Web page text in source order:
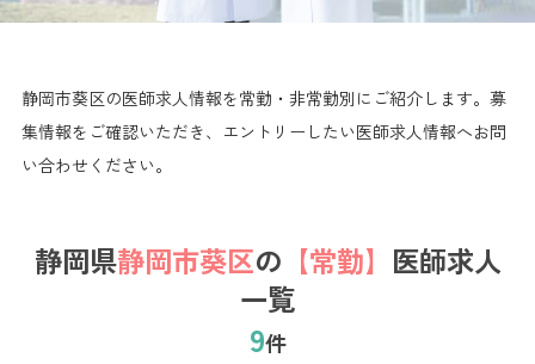
静岡市葵区の医師求人情報を常勤・非常勤別にご紹介します。 募
集情報をご確認いただき、エントリーしたい医師求人情報へお問
い合わせください。
静岡県静岡市葵区の 【常勤】 医師求人
一覧
9件